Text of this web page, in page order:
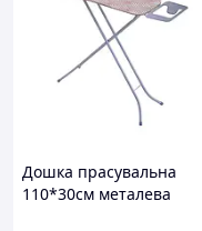
Дошка прасувальна
110*30см металева